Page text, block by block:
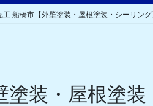
工 船橋市【外壁塗装・屋根塗装・シーリング
塗装・屋根塗